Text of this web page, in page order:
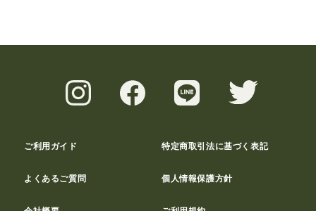
ご利用ガイド 特定商取引法に基づく表記
よくあるご質問 個人情報保護方針